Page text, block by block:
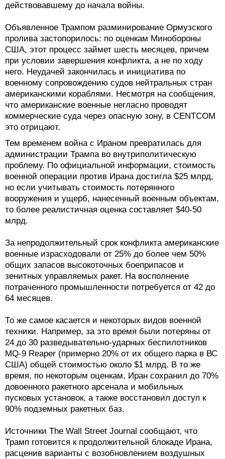
действовавшему до начала войны.
Объявленное Трампом разминирование Ормузского
пролива застопорилось: по оценкам Минобороны
США, этот процесс займет шесть месяцев, причем
при условии завершения конфликта, а не по ходу
него. Неудачей закончилась и инициатива по
военному сопровождению судов нейтральных стран
американскими кораблями. Несмотря на сообщения,
что американские военные негласно проводят
коммерческие суда через опасную зону, в CENTCOM
это отрицают.
Тем временем война с Ираном превратилась для
администрации Трампа во внутриполитическую
проблему. По официальной информации, стоимость
военной операции против Ирана достигла $25 млрд,
но если учитывать стоимость потерянного
вооружения и ущерб, нанесенный военным объектам,
то более реалистичная оценка составляет $40-50
млрд.
За непродолжительный срок конфликта американские
военные израсходовали от 25% до более чем 50%
общих запасов высокоточных боеприпасов и
зенитных управляемых ракет. На восполнение
потраченного промышленности потребуется от 42 до
64 месяцев.
То же самое касается и некоторых видов военной
техники. Например, за это время были потеряны от
24 до 30 разведывательно-ударных беспилотников
MQ-9 Reaper (примерно 20% от их общего парка в ВС
США) общей стоимостью около $1 млрд. В то же
время, по некоторым оценкам, Иран сохранил до 70%
довоенного ракетного арсенала и мобильных
пусковых установок, а также восстановил доступ к
90% подземных ракетных баз.
Источники The Wall Street Journal сообщают, что
Трамп готовится к продолжительной блокаде Ирана,
расценив варианты с возобновлением воздушных